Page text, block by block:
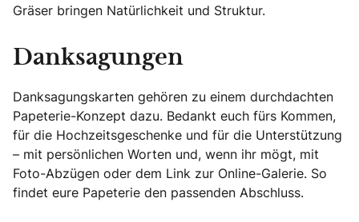
Gräser bringen Natürlichkeit und Struktur.
Danksagungen
Danksagungskarten gehören zu einem durchdachten
Papeterie-Konzept dazu. Bedankt euch fürs Kommen,
für die Hochzeitsgeschenke und für die Unterstützung
– mit persönlichen Worten und, wenn ihr mögt, mit
Foto-Abzügen oder dem Link zur Online-Galerie. So
findet eure Papeterie den passenden Abschluss.